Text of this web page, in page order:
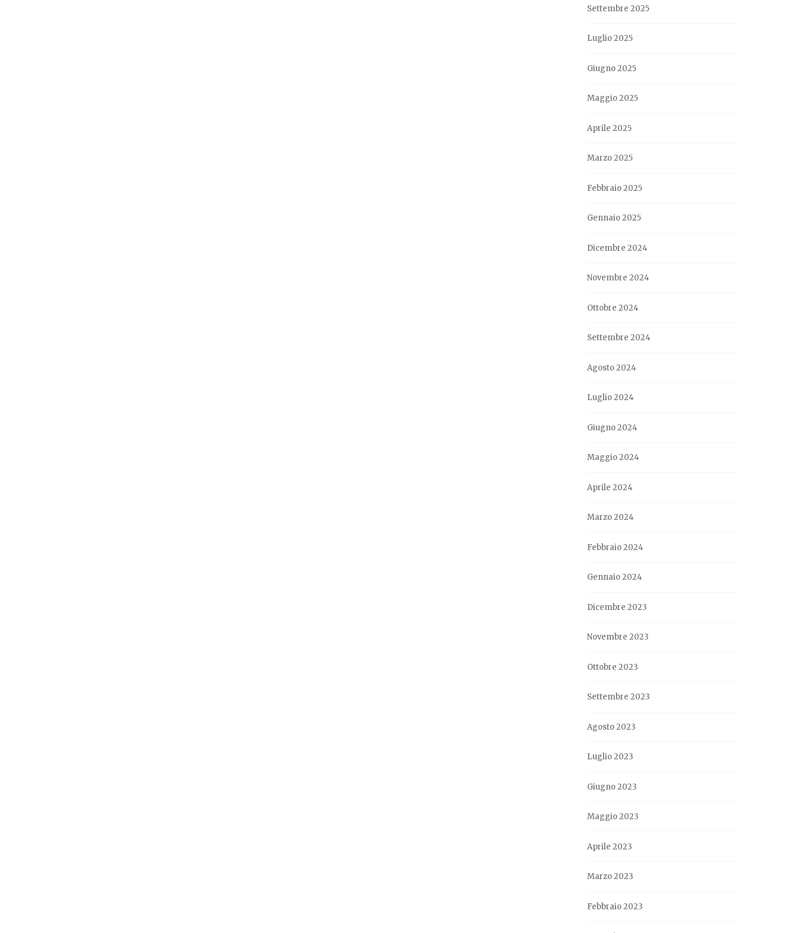
Settembre 2025
Luglio 2025
Giugno 2025
Maggio 2025
Aprile 2025
Marzo 2025
Febbraio 2025
Gennaio 2025
Dicembre 2024
Novembre 2024
Ottobre 2024
Settembre 2024
Agosto 2024
Luglio 2024
Giugno 2024
Maggio 2024
Aprile 2024
Marzo 2024
Febbraio 2024
Gennaio 2024
Dicembre 2023
Novembre 2023
Ottobre 2023
Settembre 2023
Agosto 2023
Luglio 2023
Giugno 2023
Maggio 2023
Aprile 2023
Marzo 2023
Febbraio 2023